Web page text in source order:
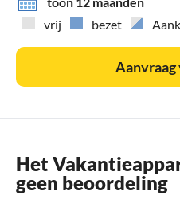
vrij
bezet
Het
geen beoordeling